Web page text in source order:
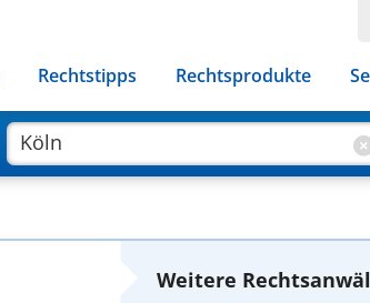
Rechtstipps Rechtsprodukte
Weitere